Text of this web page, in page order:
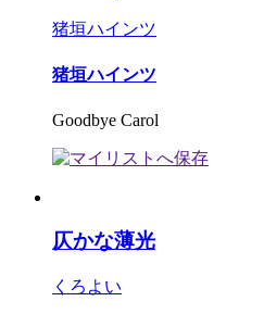
猪垣ハインツ
猪垣ハインツ
Goodbye Carol
仄かな薄光
くろよい